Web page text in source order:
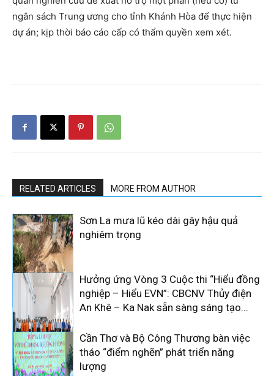
ngân sách Trung ương cho tỉnh Khánh Hòa để thực hiện
dự án; kịp thời báo cáo cấp có thẩm quyền xem xét.
RELATED ARTICLES MORE FROM AUTHOR
Sơn La mưa lũ kéo dài gây hậu quả
nghiêm trọng
Hưởng ứng Vòng 3 Cuộc thi “Hiểu đồng
nghiệp – Hiểu EVN”: CBCNV Thủy điện
An Khê – Ka Nak sẵn sàng sáng tạo...
Cần Thơ và Bộ Công Thương bàn việc
tháo “điểm nghẽn” phát triển năng
lượng